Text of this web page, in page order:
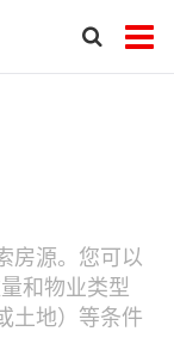
房源。您可以
和物业类型
土地）等条件